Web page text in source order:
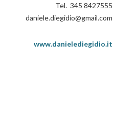
Tel. 345 8427555
daniele.diegidio@gmail.com
www.danielediegidio.it